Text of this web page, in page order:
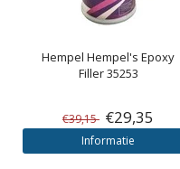
Hempel Hempel's Epoxy
Filler 35253
€39,15 €29,35
Informatie